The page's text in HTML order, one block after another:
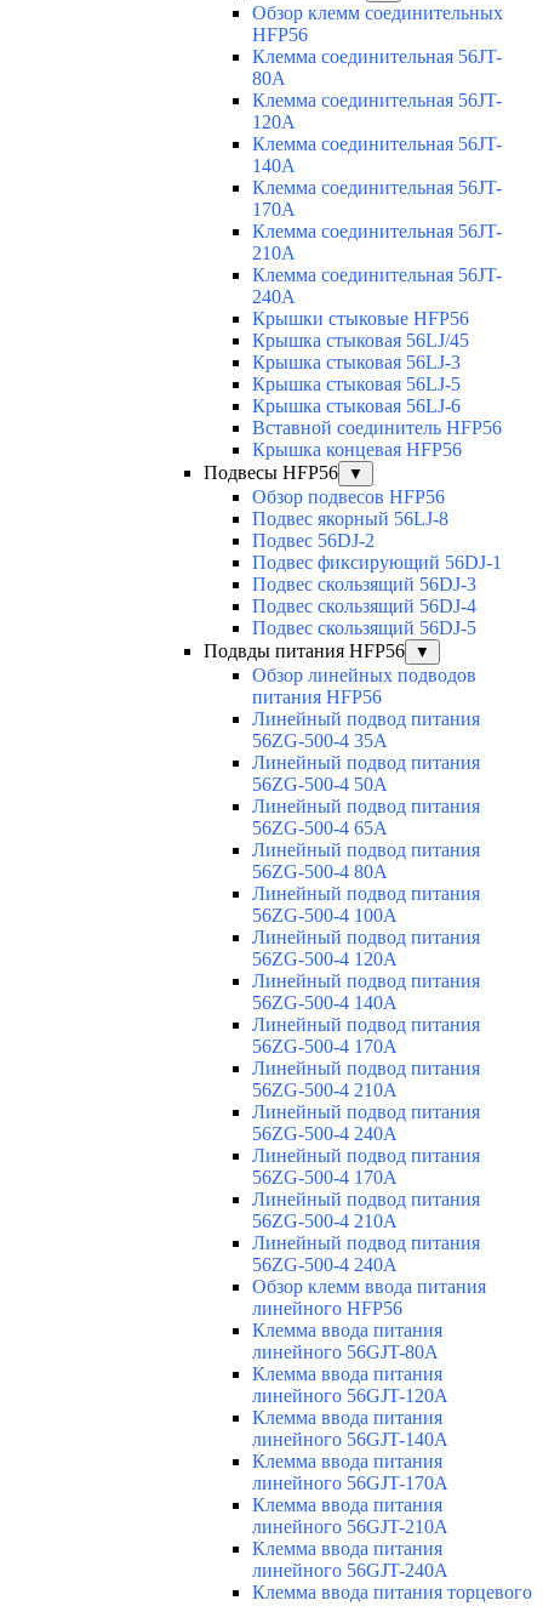
Обзор клемм соединительных
HFP56
Клемма соединительная 56JT-
80A
Клемма соединительная 56JT-
120A
Клемма соединительная 56JT-
140A
Клемма соединительная 56JT-
170A
Клемма соединительная 56JT-
210A
Клемма соединительная 56JT-
240A
Крышки стыковые HFP56
Крышка стыковая 56LJ/45
Крышка стыковая 56LJ-3
Крышка стыковая 56LJ-5
Крышка стыковая 56LJ-6
Вставной соединитель HFP56
Крышка концевая HFP56
Подвесы HFP56
▼
Обзор подвесов HFP56
Подвес якорный 56LJ-8
Подвес 56DJ-2
Подвес фиксирующий 56DJ-1
Подвес скользящий 56DJ-3
Подвес скользящий 56DJ-4
Подвес скользящий 56DJ-5
Подвды питания HFP56
▼
Обзор линейных подводов
питания HFP56
Линейный подвод питания
56ZG-500-4 35A
Линейный подвод питания
56ZG-500-4 50A
Линейный подвод питания
56ZG-500-4 65A
Линейный подвод питания
56ZG-500-4 80A
Линейный подвод питания
56ZG-500-4 100A
Линейный подвод питания
56ZG-500-4 120A
Линейный подвод питания
56ZG-500-4 140A
Линейный подвод питания
56ZG-500-4 170A
Линейный подвод питания
56ZG-500-4 210A
Линейный подвод питания
56ZG-500-4 240A
Линейный подвод питания
56ZG-500-4 170A
Линейный подвод питания
56ZG-500-4 210A
Линейный подвод питания
56ZG-500-4 240A
Обзор клемм ввода питания
линейного HFP56
Клемма ввода питания
линейного 56GJT-80A
Клемма ввода питания
линейного 56GJT-120A
Клемма ввода питания
линейного 56GJT-140A
Клемма ввода питания
линейного 56GJT-170A
Клемма ввода питания
линейного 56GJT-210A
Клемма ввода питания
линейного 56GJT-240A
Клемма ввода питания торцевого